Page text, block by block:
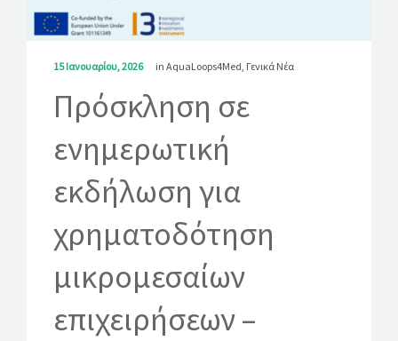
ΕΠΙΚΟΙΝΩΝΊΑ
15 Ιανουαρίου, 2026 in AquaLoops4Med, Γενικά Νέα
Πρόσκληση σε
ενημερωτική
εκδήλωση για
χρηματοδότηση
μικρομεσαίων
επιχειρήσεων –